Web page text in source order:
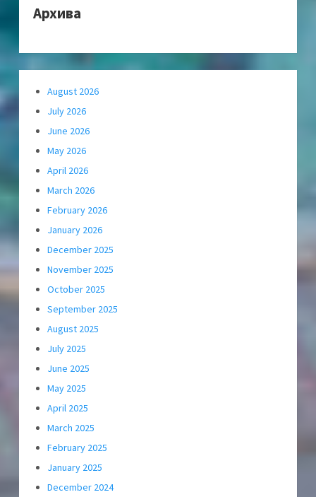
Архива
August 2026
July 2026
June 2026
May 2026
April 2026
March 2026
February 2026
January 2026
December 2025
November 2025
October 2025
September 2025
August 2025
July 2025
June 2025
May 2025
April 2025
March 2025
February 2025
January 2025
December 2024